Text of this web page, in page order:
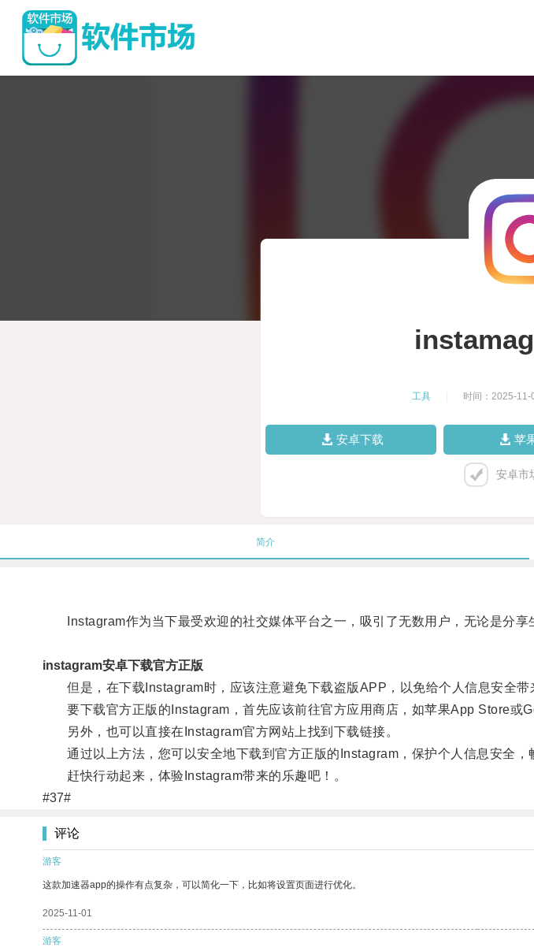
工具 时间：2025-11-
安卓下载 苹
安卓市
简介
Instagram作为当下最受欢迎的社交媒体平台之一，吸引了无数用户，无论是分享
instagram安卓下载官方正版
但是，在下载Instagram时，应该注意避免下载盗版APP，以免给个人信息安全带
要下载官方正版的Instagram，首先应该前往官方应用商店，如苹果App Store或
另外，也可以直接在Instagram官方网站上找到下载链接。
通过以上方法，您可以安全地下载到官方正版的Instagram，保护个人信息安全，
赶快行动起来，体验Instagram带来的乐趣吧！。
#37#
评论
游客
这款加速器app的操作有点复杂，可以简化一下，比如将设置页面进行优化。
2025-11-01
游客